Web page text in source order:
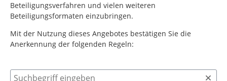
Beteiligungsverfahren und vielen weiteren
Beteiligungsformaten einzubringen.
Mit der Nutzung dieses Angebotes bestätigen Sie die
Anerkennung der folgenden Regeln:
Suchbegriff eingeben